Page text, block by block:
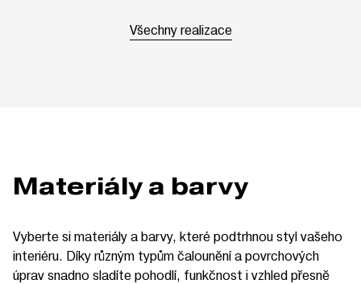
Všechny realizace
Materiály a barvy
Vyberte si materiály a barvy, které podtrhnou styl vašeho
interiéru. Díky různým typům čalounění a povrchových
úprav snadno sladíte pohodlí, funkčnost i vzhled přesně